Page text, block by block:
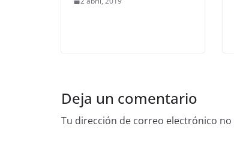
Deja un comentario
Tu dirección de correo electrónico no